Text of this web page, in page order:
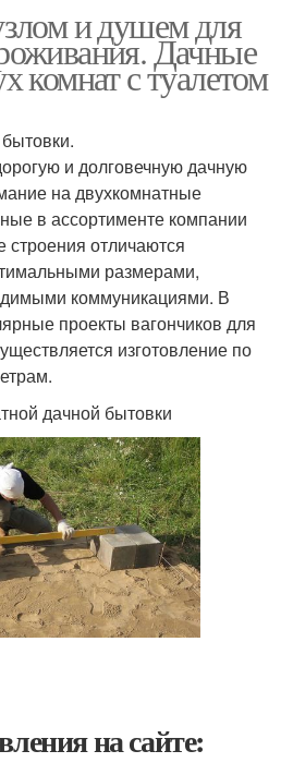
и душем для
Дачные
комнат с туалетом
и долговечную дачную
на двухкомнатные
в ассортименте компании
отличаются
размерами,
коммуникациями. В
проекты вагончиков для
изготовление по
дачной бытовки
на сайте: